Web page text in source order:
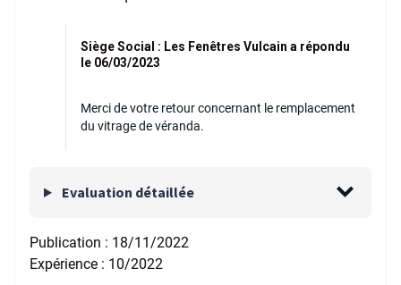
Siège Social : Les Fenêtres Vulcain a répondu
le 06/03/2023
Merci de votre retour concernant le remplacement
du vitrage de véranda.
Evaluation détaillée
Publication : 18/11/2022
Expérience : 10/2022